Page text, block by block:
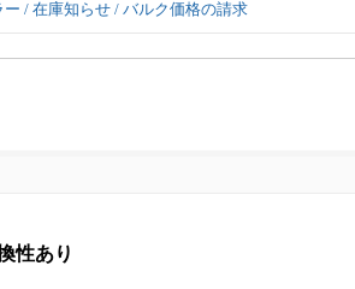
ー / 在庫知らせ / バルク価格の請求
性あり